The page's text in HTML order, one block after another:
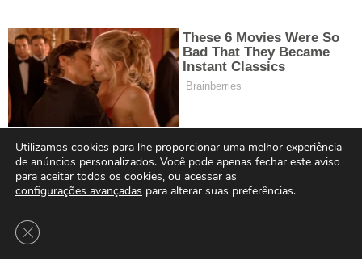
Utilizamos cookies para lhe proporcionar uma melhor experiência
de anúncios personalizados. Você pode apenas fechar este aviso
para aceitar todos os cookies, ou acessar as
configurações avançadas para alterar suas preferências.
Close GDPR Cookie Banner